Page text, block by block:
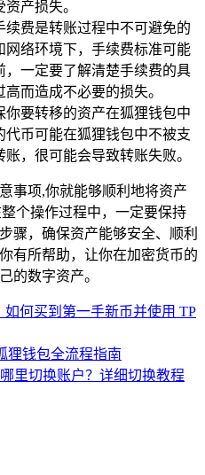
产损失。
续费是转账过程中不可避免的
网络环境下，手续费标准可能
，一定要了解清楚手续费的具
而造成不必要的损失。
你要转移的资产在狐狸钱包中
代币可能在狐狸钱包中不被支
，很可能会导致转账失败。
事项,你就能够顺利地将资产
个操作过程中，一定要保持
骤，确保资产能够安全、顺利
有所帮助，让你在加密货币的
的数字资产。
何买到第一手新币并使用 TP
狸钱包全流程指南
里切换账户？详细切换教程